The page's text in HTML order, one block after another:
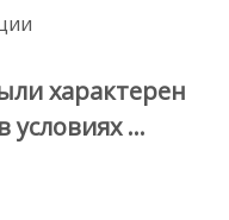
характерен
…